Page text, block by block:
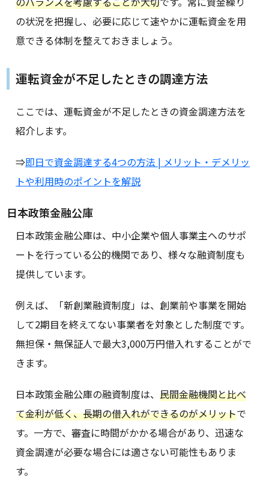
の状況を把握し、必要に応じて速やかに運転資金を用
意できる体制を整えておきましょう。
運転資金が不足したときの調達方法
ここでは、運転資金が不足したときの資金調達方法を
紹介します。
⇒即日で資金調達する4つの方法 | メリット・デメリッ
トや利用時のポイントを解説
日本政策金融公庫
日本政策金融公庫は、中小企業や個人事業主へのサポ
ートを行っている公的機関であり、様々な融資制度も
提供しています。
例えば、「新創業融資制度」は、創業前や事業を開始
して2期目を終えてない事業者を対象とした制度です。
無担保・無保証人で最大3,000万円借入れすることがで
きます。
日本政策金融公庫の融資制度は、民間金融機関と比べ
て金利が低く、長期の借入れができるのがメリットで
す。一方で、審査に時間がかかる場合があり、迅速な
資金調達が必要な場合には適さない可能性もありま
す。